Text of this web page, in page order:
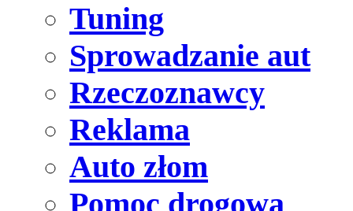
Tuning
Sprowadzanie aut
Rzeczoznawcy
Reklama
Auto złom
Pomoc drogowa